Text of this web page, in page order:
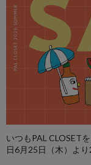
いつもPAL CLOSET
日6月25日（木）よ